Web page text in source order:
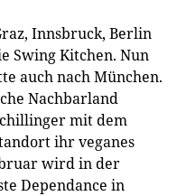
Innsbruck, Berlin
Swing Kitchen. Nun
auch nach München.
Nachbarland
mit dem
ihr veganes
wird in der
Dependance in